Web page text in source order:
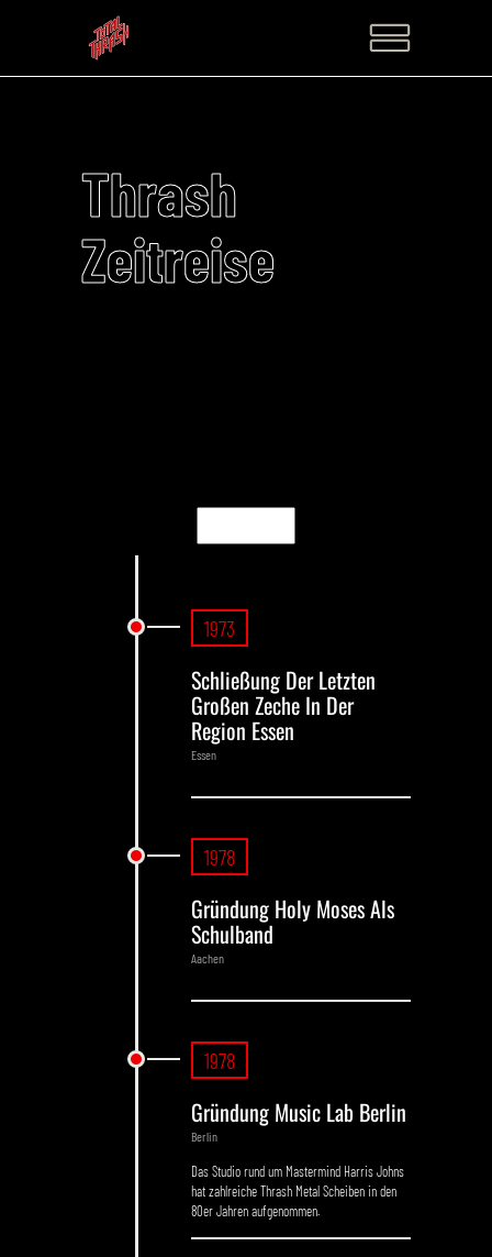
Thrash
Zeitreise
1973
Schließung Der Letzten
Großen Zeche In Der
Region Essen
Essen
1978
Gründung Holy Moses Als
Schulband
Aachen
1978
Gründung Music Lab Berlin
Berlin
Das Studio rund um Mastermind Harris Johns
hat zahlreiche Thrash Metal Scheiben in den
80er Jahren aufgenommen.